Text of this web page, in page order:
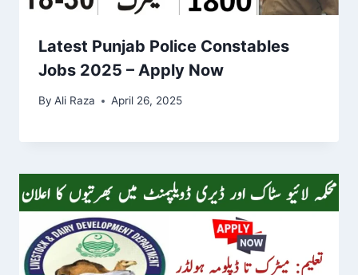
Latest Punjab Police Constables
Jobs 2025 – Apply Now
By Ali Raza April 26, 2025